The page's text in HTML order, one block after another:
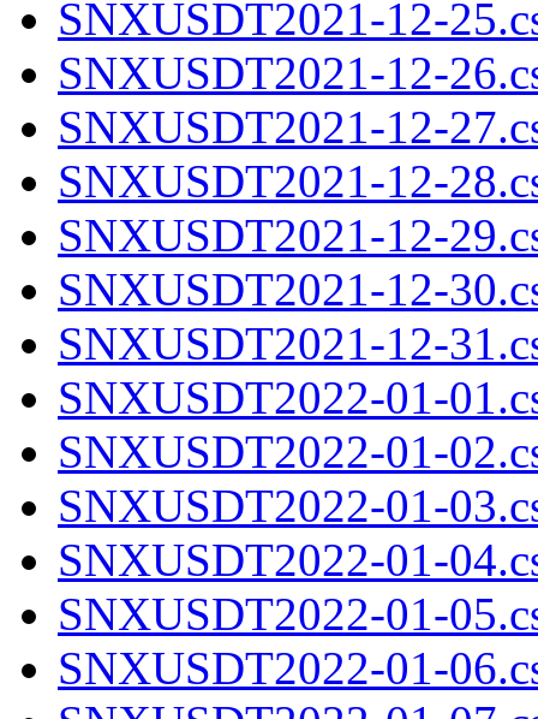
SNXUSDT2021-12-
SNXUSDT2021-12-
SNXUSDT2021-12-
SNXUSDT2021-12-
SNXUSDT2021-12-
SNXUSDT2021-12-
SNXUSDT2021-12-
SNXUSDT2022-01-
SNXUSDT2022-01-
SNXUSDT2022-01-
SNXUSDT2022-01-
SNXUSDT2022-01-
SNXUSDT2022-01-